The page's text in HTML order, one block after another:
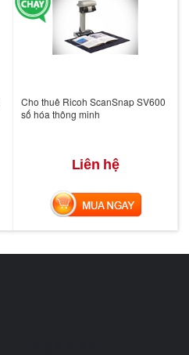
Cho thuê Ricoh ScanSnap SV600
số hóa thông minh
Liên hệ
MUA NGAY